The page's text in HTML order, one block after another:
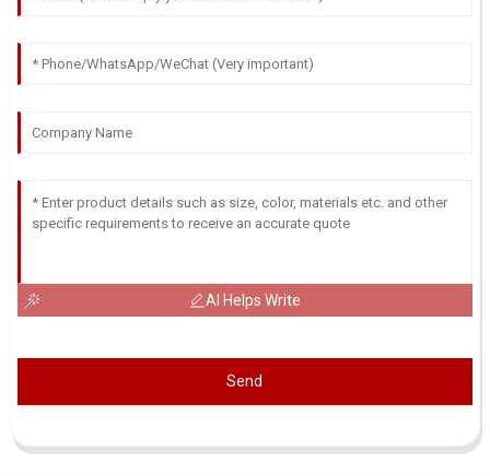
AI Helps Write
Send